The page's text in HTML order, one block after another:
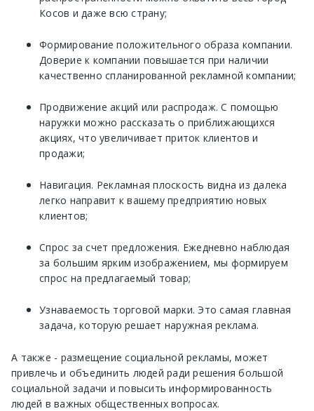
Косов и даже всю страну;
Формирование положительного образа компании.
Доверие к компании повышается при наличии
качественно спланированной рекламной компании;
Продвижение акций или распродаж. С помощью
наружки можно рассказать о приближающихся
акциях, что увеличивает приток клиентов и
продажи;
Навигация. Рекламная плоскость видна из далека
легко направит к вашему предприятию новых
клиентов;
Спрос за счет предложения. Ежедневно наблюдая
за большим ярким изображением, мы формируем
спрос на предлагаемый товар;
Узнаваемость торговой марки. Это самая главная
задача, которую решает наружная реклама.
А также - размещение социальной рекламы, может
привлечь и объединить людей ради решения большой
социальной задачи и повысить информированность
людей в важных общественных вопросах.